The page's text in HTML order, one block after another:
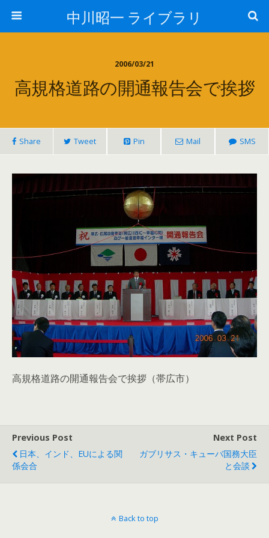
中川昭一 ライブラリ
2006/03/21
高規格道路の開通報告会で挨拶
Share Tweet Pin Mail SMS
高規格道路の開通報告会で挨拶（帯広市）
Previous Post
日本、インド、EUによる関
係会合
Next Post
ガブリサス・キューバ国務大臣
と会談
Back to top